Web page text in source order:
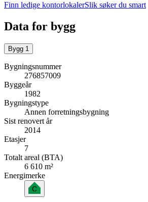
Finn ledige kontorlokalerSlik søker du smart
Data for bygg
Bygg 1
Bygningsnummer
276857009
Byggeår
1982
Bygningstype
Annen forretningsbygning
Sist renovert år
2014
Etasjer
7
Totalt areal (BTA)
6 610 m²
Energimerke
C